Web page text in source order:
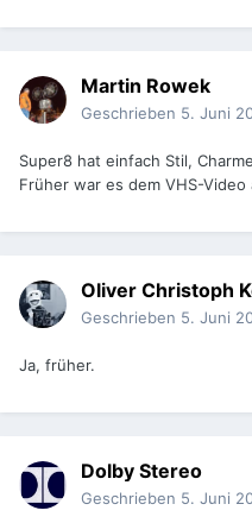
Martin Rowek
Geschrieben 5. Juni
Super8 hat einfach Stil,
Früher war es dem VHS-
Oliver Christoph
Geschrieben 5. Juni
Ja, früher.
Dolby Stereo
Geschrieben 5. Juni